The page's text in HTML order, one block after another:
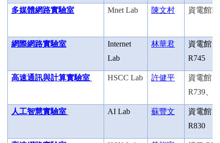
多媒體網路實驗室 Mnet Lab 陳文村 資電館
網際網路實驗室
Internet
Lab
林華君
資電館
R745
高速通訊與計算實驗室 HSCC Lab 許健平
資電館
R739
人工智慧實驗室 AI Lab 蘇豐文
資電館
R830